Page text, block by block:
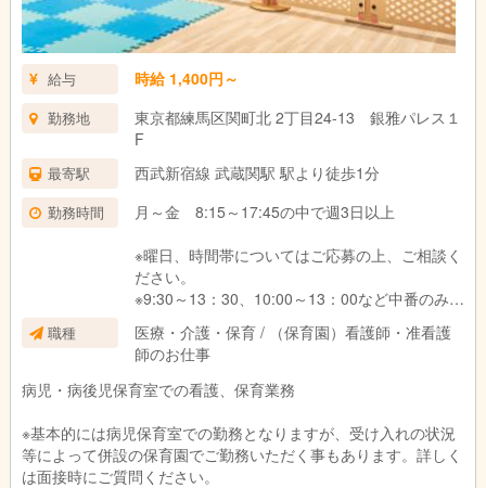
給与 時給 1,400円～
勤務地
東京都練馬区関町北 2丁目24-13 銀雅パレス１
F
最寄駅 西武新宿線 武蔵関駅 駅より徒歩1分
勤務時間
月～金 8:15～17:45の中で週3日以上
※曜日、時間帯についてはご応募の上、ご相談く
ださい。
※9:30～13：30、10:00～13：00など中番のみの
ご希望は不可となります。
職種
医療・介護・保育 / （保育園）看護師・准看護
師のお仕事
病児・病後児保育室での看護、保育業務
※基本的には病児保育室での勤務となりますが、受け入れの状況
等によって併設の保育園でご勤務いただく事もあります。詳しく
は面接時にご質問ください。